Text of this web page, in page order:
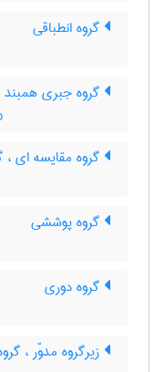
گروه انطباقی
گروه جبری همبند
گروه مقایسه ای ،
گروه پوششی
گروه دوری
زیرگروه مدوّر ،